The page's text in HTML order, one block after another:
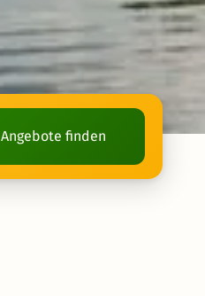
Angebote finden